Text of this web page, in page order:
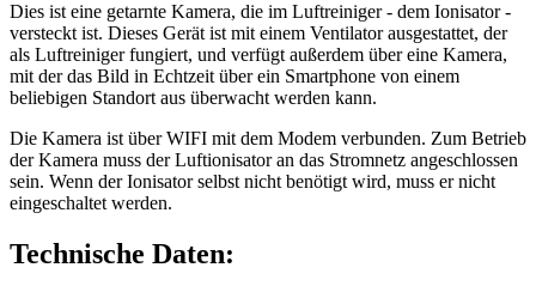
Dies ist eine getarnte Kamera, die im Luftreiniger - dem Ionisator -
versteckt ist. Dieses Gerät ist mit einem Ventilator ausgestattet, der
als Luftreiniger fungiert, und verfügt außerdem über eine Kamera,
mit der das Bild in Echtzeit über ein Smartphone von einem
beliebigen Standort aus überwacht werden kann.
Die Kamera ist über WIFI mit dem Modem verbunden. Zum Betrieb
der Kamera muss der Luftionisator an das Stromnetz angeschlossen
sein. Wenn der Ionisator selbst nicht benötigt wird, muss er nicht
eingeschaltet werden.
Technische Daten: